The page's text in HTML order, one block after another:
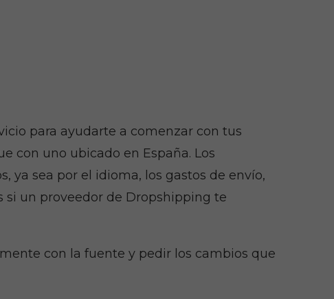
para ayudarte a comenzar con tus
con uno ubicado en España. Los
ya sea por el idioma, los gastos de envío,
si un proveedor de Dropshipping te
con la fuente y pedir los cambios que